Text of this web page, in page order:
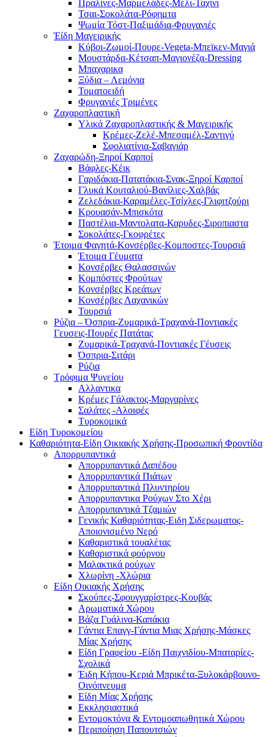
Πραλίνες-Μαρμελάδες-Μέλι-Ταχίνι
Τσαι-Σοκολάτα-Ρόφημτα
Ψωμία Τόστ-Παξιμάδια-Φρυγανιές
Έίδη Μαγειρικής
Κύβοι-Ζωμοί-Πουρε-Vegeta-Μπεϊκεν-Μαγιά
Μουστάρδα-Κέτσαπ-Μαγιονέζα-Dressing
Mπαχαρικα
Ξύδια – Λεμόνια
Τοματοειδή
Φρυγανιές Τριμένες
Ζαχαροπλαστική
Υλικά Ζαχαροπλαστικής & Μαγειρικής
Κρέμες-Ζελέ-Μπεσαμέλ-Σαντιγύ
Σφολιατίνια-Σαβαγιάρ
Ζαχαρώδη-Ξηροί Καρποί
Βάφλες-Κέικ
Γαριδάκια-Πατατάκια-Σνακ-Ξηροί Καρποί
Γλυκά Κουταλιού-Βανίλιες-Χαλβάς
Ζελεδάκια-Καραμέλες-Τσίχλες-Γλιφιτζούρι
Κρουασάν-Μπισκότα
Παστέλια-Μαντολατα-Καρυδες-Σιροπιαστα
Σοκολάτες-Γκοφρέτες
Έτοιμα Φαγητά-Κονσέρβες-Κομποστες-Τουρσιά
Έτοιμα Γέυματα
Κονσέρβες Θαλασσινών
Κομπόστες Φρούτων
Κονσέρβες Κρεάτων
Κονσέρβες Λαχανικών
Τουρσιά
Ρύζια – Όσπρια-Ζυμαρικά-Τραχανά-Ποντιακές
Γευσεις-Πουρές Πατάτας
Ζυμαρικά-Τραχανά-Ποντιακές Γέυσεις
Όσπρια-Σιτάρι
Ρύζια
Τρόφιμα Ψυγείου
Αλλαντικα
Κρέμες Γάλακτος-Μαργαρίνες
Σαλάτες -Αλοιφές
Τυροκομικά
Είδη Τυροκομείου
Καθαριότητα-Είδη Οικιακής Χρήσης-Προσωπική Φροντίδα
Απορρυπαντικά
Απορρυπαντικά Δαπέδου
Απορρυπαντικά Πιάτων
Απορρυπαντικά Πλυντηρίου
Απορρυπαντικα Ρούχων Στο Χέρι
Απορρυπαντικά Τζαμιών
Γενικής Καθαριότητας-Ειδη Σιδερωματος-
Αποιονισμένο Νερό
Καθαριστικά τουαλέτας
Καθαριστικά φούρνου
Μαλακτικά ρούχων
Χλωρίνη -Χλώρια
Είδη Οικιακής Χρήσης
Σκούπες-Σφουγγαρίστρες-Κουβάς
Αρωματικά Χώρου
Βάζα Γυάλινα-Καπάκια
Γάντια Επαγγ-Γάντια Μιας Χρήσης-Μάσκες
Μίας Χρήσης
Είδη Γραφείου -Είδη Παιχνιδίου-Μπαταρίες-
Σχολικά
Έιδη Κήπου-Κεριά Μπρικέτα-Ξυλοκάρβουνο-
Οινόπνευμα
Είδη Μίας Χρήσης
Εκκλησιαστικά
Εντομοκτόνα & Εντομοαπωθητικά Χώρου
Περιποίηση Παπουτσιών